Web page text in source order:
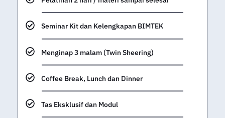
Seminar Kit dan Kelengkapan BIMTEK
Menginap 3 malam (Twin Sheering)
Coffee Break, Lunch dan Dinner
Tas Eksklusif dan Modul